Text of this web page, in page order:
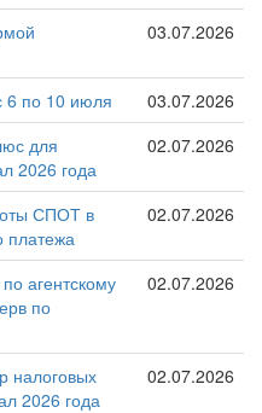
03.07.2026
6 по 10 июля
03.07.2026
для
2026 года
02.07.2026
СПОТ в
платежа
02.07.2026
агентскому
по
02.07.2026
налоговых
2026 года
02.07.2026